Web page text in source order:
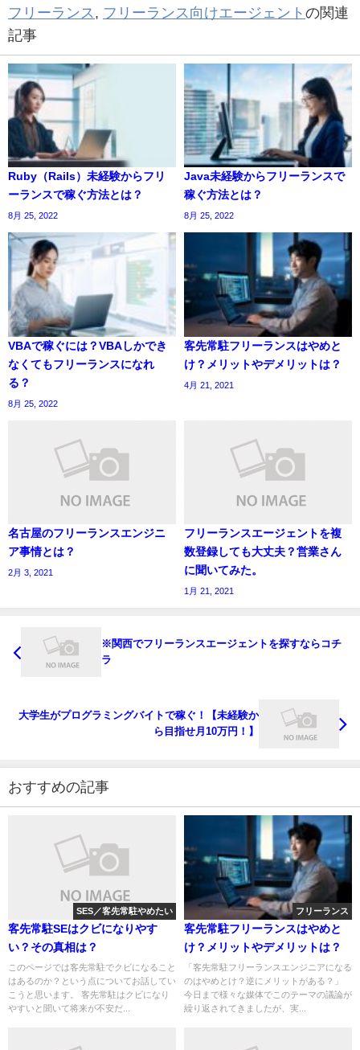
フリーランス , フリーランス向けエージェント の関連
記事
Ruby（Rails）未経験からフリ
ーランスで稼ぐ方法とは？
8月 25, 2022
Java未経験からフリーランスで
稼ぐ方法とは？
8月 25, 2022
VBAで稼ぐには？VBAしかでき
なくてもフリーランスになれ
る？
8月 25, 2022
客先常駐フリーランスはやめと
け？メリットやデメリットは？
4月 21, 2021
名古屋のフリーランスエンジニ
ア事情とは？
2月 3, 2021
フリーランスエージェントを複
数登録しても大丈夫？営業さん
に聞いてみた。
1月 21, 2021
※関西でフリーランスエージェントを探すならコチ
ラ
大学生がプログラミングバイトで稼ぐ！【未経験か
ら目指せ月10万円！】
おすすめの記事
SES／客先常駐やめたい
客先常駐SEはクビになりやす
い？その真相は？
このページでは客先常駐でクビになること
はあるのか？という点についてお話してい
こうと思います。 客先常駐はクビになり
やすいと聞いて将来が不安だ...
フリーランス
客先常駐フリーランスはやめと
け？メリットやデメリットは？
「客先常駐フリーランスエンジニアになる
のはやめとけ？逆にメリットがある？」
今日まで様々な媒体でこのテーマの議論が
繰り返されてきましたが、実...